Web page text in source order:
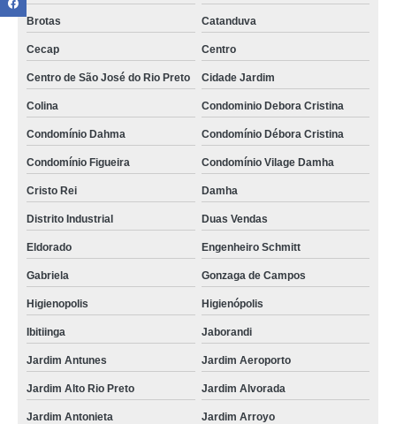
Brotas Catanduva
Cecap Centro
Centro de São José do Rio Preto Cidade Jardim
Colina Condominio Debora Cristina
Condomínio Dahma Condomínio Débora Cristina
Condomínio Figueira Condomínio Vilage Damha
Cristo Rei Damha
Distrito Industrial Duas Vendas
Eldorado Engenheiro Schmitt
Gabriela Gonzaga de Campos
Higienopolis Higienópolis
Ibitiinga Jaborandi
Jardim Antunes Jardim Aeroporto
Jardim Alto Rio Preto Jardim Alvorada
Jardim Antonieta Jardim Arroyo